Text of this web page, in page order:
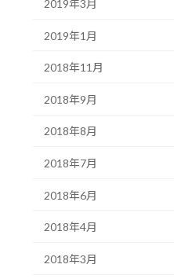
2019年3月
2019年1月
2018年11月
2018年9月
2018年8月
2018年7月
2018年6月
2018年4月
2018年3月